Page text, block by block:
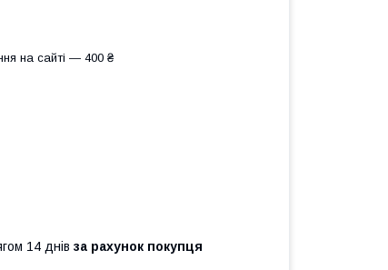
на сайті — 400 ₴
14 днів за рахунок покупця